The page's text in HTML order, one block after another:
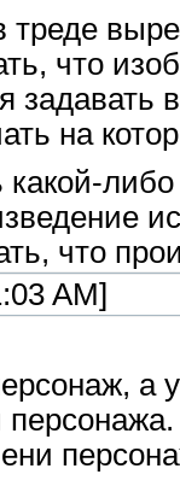
что
задавать
на
что
AM]
а